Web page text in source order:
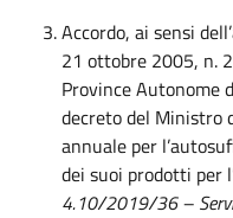
Accordo, ai sensi
21 ottobre 2005, n.
Province Autonome
decreto del Ministro
annuale per
dei suoi prodotti per
4.10/2019/36 –